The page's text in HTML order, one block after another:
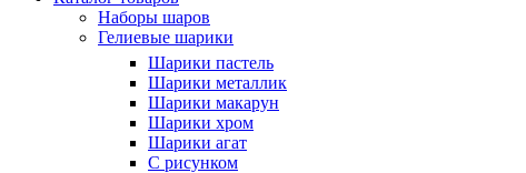
Наборы шаров
Гелиевые шарики
Шарики пастель
Шарики металлик
Шарики макарун
Шарики хром
Шарики агат
С рисунком